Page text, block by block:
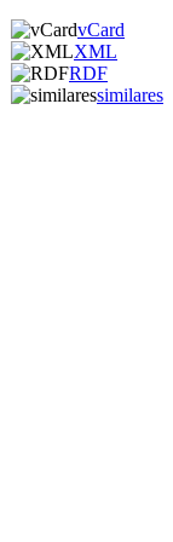
vCard
XML
RDF
similares